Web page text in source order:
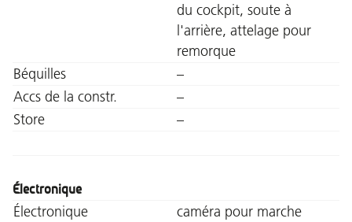
du cockpit, soute à
l'arrière, attelage pour
remorque
Béquilles
–
Accs de la constr.
–
Store
–
Électronique
Électronique
caméra pour marche